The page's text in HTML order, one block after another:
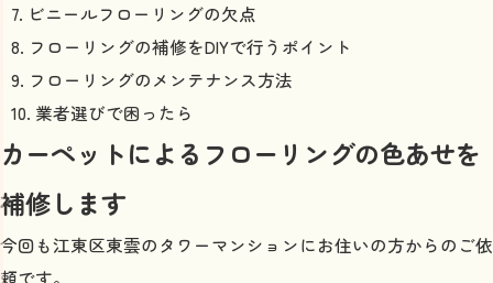
ビニールフローリングの欠点
フローリングの補修をDIYで行うポイント
フローリングのメンテナンス方法
業者選びで困ったら
カーペットによるフローリングの色あせを
補修します
今回も江東区東雲のタワーマンションにお住いの方からのご依
頼です。